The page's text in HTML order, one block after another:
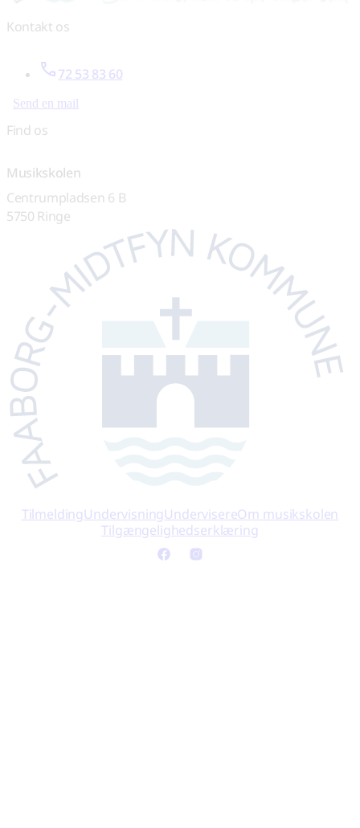
Kontakt os
72 53 83 60
Send en mail
Find os
Musikskolen
Centrumpladsen 6 B
5750 Ringe
TilmeldingUndervisningUndervisereOm musikskolen
Tilgængelighedserklæring